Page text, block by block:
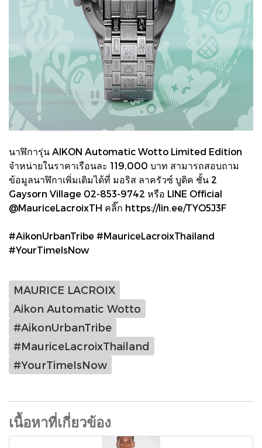
นาฬิการุ่น AIKON Automatic Wotto Limited Edition
จำหน่ายในราคาเรือนละ 119,000 บาท สามารถสอบถาม
ข้อมูลนาฬิกาเพิ่มเติมได้ที่ มอริส ลาครัวซ์ บูติค ชั้น 2
Gaysorn Village 02-853-9742 หรือ LINE Official
@MauriceLacroixTH คลิ๊ก https://lin.ee/TYO5J3F
#AikonUrbanTribe #MauriceLacroixThailand
#YourTimeIsNow
MAURICE LACROIX
Aikon Automatic Wotto
#AikonUrbanTribe
#MauriceLacroixThailand
#YourTimeIsNow
เนื้อหาที่เกี่ยวข้อง